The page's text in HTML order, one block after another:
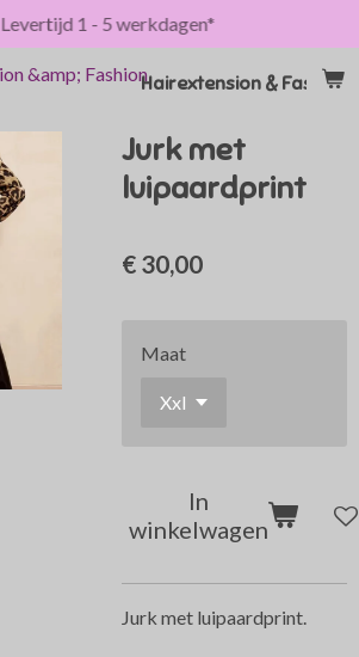
Hairextension & Fashion
Levertijd 1 - 5 werkdagen*
Jurk met
luipaardprint
€ 30,00
Maat
In
winkelwagen
Jurk met luipaardprint.